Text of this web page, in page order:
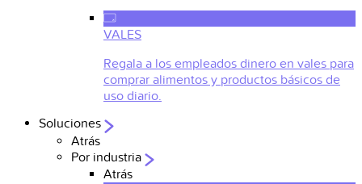
VALES
Regala a los empleados dinero en vales para
comprar alimentos y productos básicos de
uso diario.
Soluciones
Atrás
Por industria
Atrás